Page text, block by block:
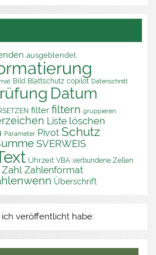
ausgeblendet
Bild Blattschutz copilot Datenschnitt
Datum
filter filtern gruppieren
Liste löschen
Parameter Pivot Schutz
SVERWEIS
Uhrzeit VBA verbundene Zellen
Zahl Zahlenformat
Überschrift
veröffentlicht habe: